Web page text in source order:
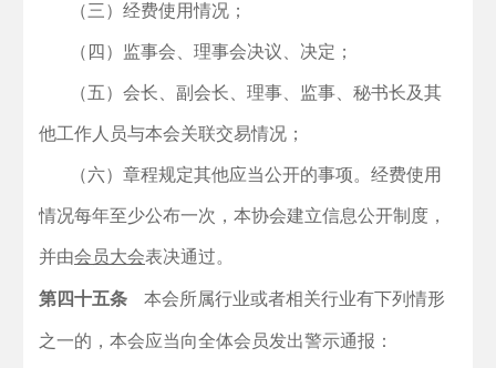
（三）经费使用情况；
（四）监事会、理事会决议、决定；
（五）会长、副会长、理事、监事、秘书长及其
他工作人员与本会关联交易情况；
（六）章程规定其他应当公开的事项。 经费使用
情况每年至少公布一次，本协会建立信息公开制度，
并由会员大会表决通过。
第四十五条 本会所属行业或者相关行业有下列情形
之一的，本会应当向全体会员发出警示通报：